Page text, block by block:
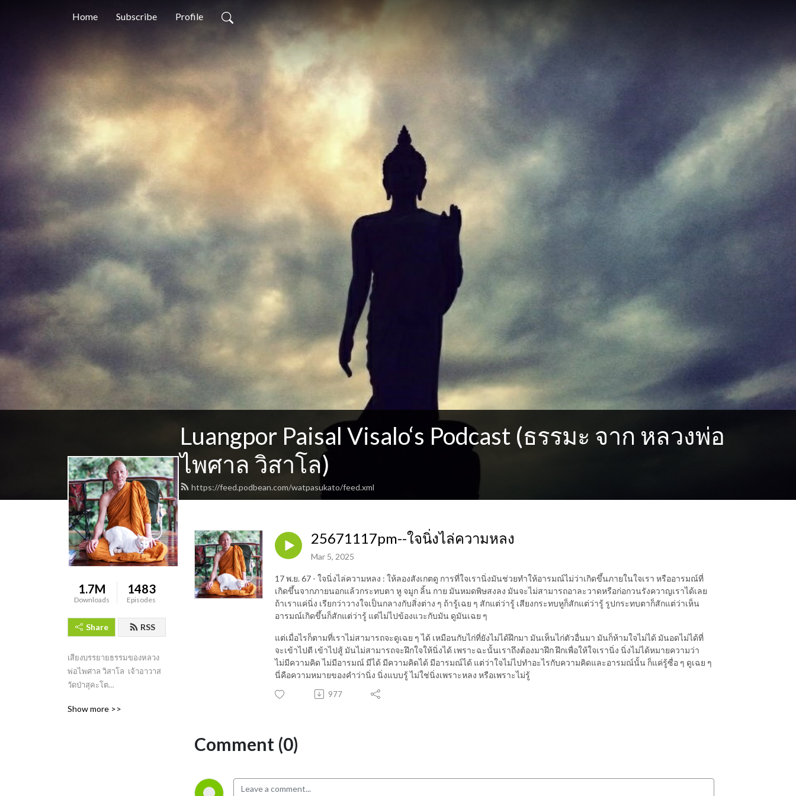
Home Subscribe Profile
Luangpor Paisal Visalo‘s Podcast (ธรรมะ จาก หลวงพ่อ
ไพศาล วิสาโล)
https://feed.podbean.com/watpasukato/feed.xml
1.7M
Downloads
1483
Episodes
Share RSS
เสียงบรรยายธรรมของหลวง
พ่อไพศาล วิสาโล  เจ้าอาวาส
วัดป่าสุคะโต
(Luangpor) Paisal Visalo,
https://www.facebook.com/Zensukato
Show more >>
25671117pm--ใจนิ่งไล่ความหลง
Mar 5, 2025
17 พ.ย. 67 - ใจนิ่งไล่ความหลง : ให้ลองสังเกตดู การที่ใจเรานิ่งมันช่วยทำให้อารมณ์ไม่ว่าเกิดขึ้นภายในใจเรา หรืออารมณ์ที่
เกิดขึ้นจากภายนอกแล้วกระทบตา หู จมูก ลิ้น กาย มันหมดพิษสงลง มันจะไม่สามารถอาละวาดหรือก่อกวนรังควาญเราได้เลย
ถ้าเราแค่นิ่ง เรียกว่าวางใจเป็นกลางกับสิ่งต่าง ๆ ถ้ารู้เฉย ๆ สักแต่ว่ารู้ เสียงกระทบหูก็สักแต่ว่ารู้ รูปกระทบตาก็สักแต่ว่าเห็น
อารมณ์เกิดขึ้นก็สักแต่ว่ารู้ แต่ไม่ไปข้องแวะกับมัน ดูมันเฉย ๆ
แต่เมื่อไรก็ตามที่เราไม่สามารถจะดูเฉย ๆ ได้ เหมือนกับไก่ที่ยังไม่ได้ฝึกมา มันเห็นไก่ตัวอื่นมา มันก็ห้ามใจไม่ได้ มันอดไม่ได้ที่
จะเข้าไปตี เข้าไปสู้ มันไม่สามารถจะฝึกใจให้นิ่งได้ เพราะฉะนั้นเราถึงต้องมาฝึก ฝึกเพื่อให้ใจเรานิ่ง นิ่งไม่ได้หมายความว่า
ไม่มีความคิด ไม่มีอารมณ์ มีได้ มีความคิดได้ มีอารมณ์ได้ แต่ว่าใจไม่ไปทำอะไรกับความคิดและอารมณ์นั้น ก็แค่รู้ซื่อ ๆ ดูเฉย ๆ
นี่คือความหมายของคำว่านิ่ง นิ่งแบบรู้ ไม่ใช่นิ่งเพราะหลง หรือเพราะไม่รู้
977
Comment (0)